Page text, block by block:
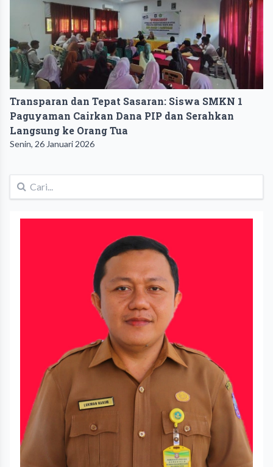
Transparan dan Tepat Sasaran: Siswa SMKN 1
Paguyaman Cairkan Dana PIP dan Serahkan
Langsung ke Orang Tua
Senin, 26 Januari 2026